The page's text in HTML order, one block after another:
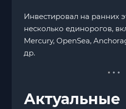
Инвестировал на ранних
несколько единорогов,
Mercury, OpenSea,
др.
Актуальные